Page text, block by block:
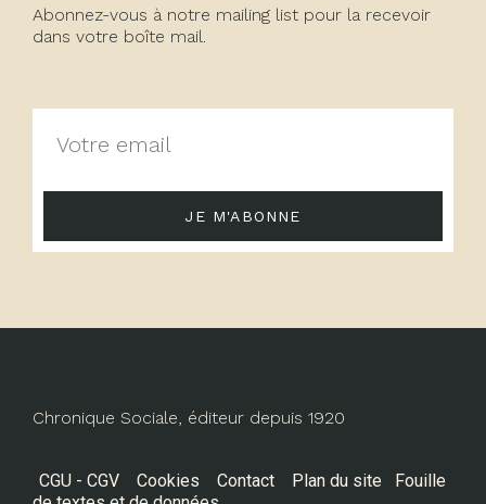
Abonnez-vous à notre mailing list pour la recevoir
dans votre boîte mail.
JE M'ABONNE
Chronique Sociale, éditeur depuis 1920
CGU - CGV Cookies Contact Plan du site
Fouille